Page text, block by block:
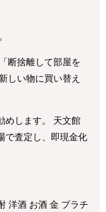
断捨離して部屋を
しい物に買い替え
めします。 天文館
で査定し、即現金化
洋酒 お酒 金 プラチ